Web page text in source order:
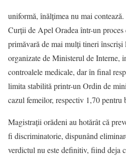
uniformă, înălţimea nu mai
Curţii de Apel Oradea într-un proces
primăvară de mai mulţi tineri înscrişi
organizate de Ministerul de Interne,
controalele medicale, dar în final
limita stabilită printr-un Ordin de
cazul femeilor, respectiv 1,70 pentru
Magistraţii orădeni au hotărât că
fi discriminatorie, dispunând
verdictul nu este definitiv, fiind deja